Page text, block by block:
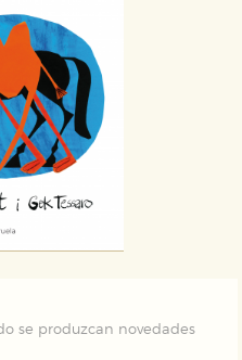
se produzcan novedades
analíticas
mejorar su experiencia
el funcionamiento de
configuraciones de
que reconfigurarlos cada
es agregada y, por lo
sociales
por nuestros socios
mostrar publicidad
en otros sitios. No